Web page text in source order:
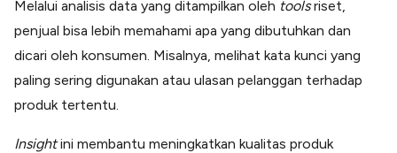
Melalui analisis data yang ditampilkan oleh toolsriset,
penjual bisa lebih memahami apa yang dibutuhkan dan
dicari oleh konsumen. Misalnya, melihat kata kunci yang
paling sering digunakan atau ulasan pelanggan terhadap
produk tertentu.
Insightini membantu meningkatkan kualitas produk